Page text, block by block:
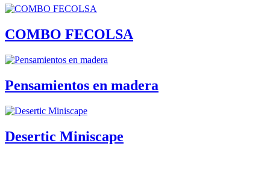
COMBO FECOLSA
Pensamientos en madera
Desertic Miniscape